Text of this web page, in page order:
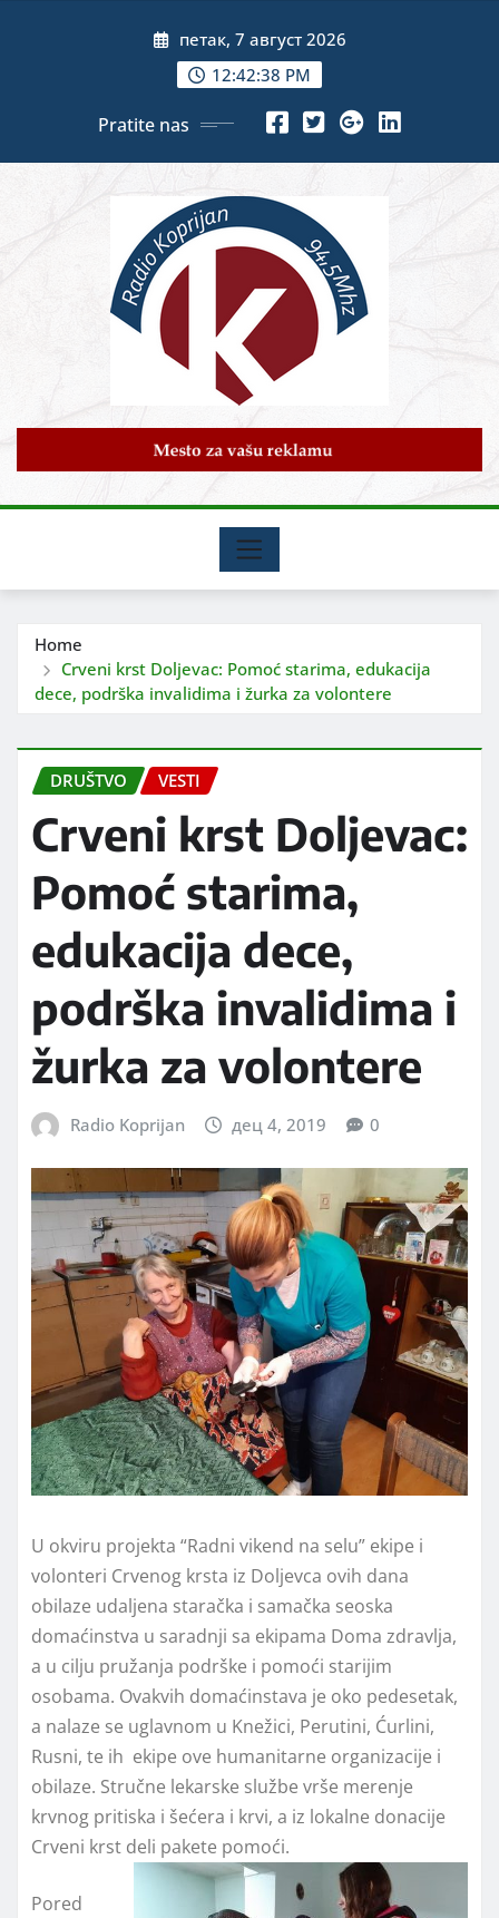
петак, 7 август 2026
12:42:39 PM
Pratite nas
Home
Crveni krst Doljevac: Pomoć starima, edukacija
dece, podrška invalidima i žurka za volontere
DRUŠTVO VESTI
Crveni krst Doljevac:
Pomoć starima,
edukacija dece,
podrška invalidima i
žurka za volontere
Radio Koprijan дец 4, 2019 0
U okviru projekta “Radni vikend na selu” ekipe i
volonteri Crvenog krsta iz Doljevca ovih dana
obilaze udaljena staračka i samačka seoska
domaćinstva u saradnji sa ekipama Doma zdravlja,
a u cilju pružanja podrške i pomoći starijim
osobama. Ovakvih domaćinstava je oko pedesetak,
a nalaze se uglavnom u Knežici, Perutini, Ćurlini,
Rusni, te ih ekipe ove humanitarne organizacije i
obilaze. Stručne lekarske službe vrše merenje
krvnog pritiska i šećera i krvi, a iz lokalne donacije
Crveni krst deli pakete pomoći.
Pored